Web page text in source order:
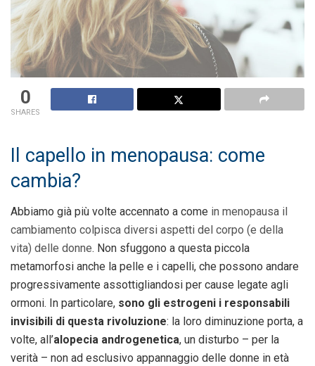
0
SHARES
Il capello in menopausa: come
cambia?
Abbiamo già più volte accennato a come in menopausa il
cambiamento colpisca diversi aspetti del corpo (e della
vita) delle donne. Non sfuggono a questa piccola
metamorfosi anche la pelle e i capelli, che possono andare
progressivamente assottigliandosi per cause legate agli
ormoni. In particolare, sono gli estrogeni i responsabili
invisibili di questa rivoluzione: la loro diminuzione porta, a
volte, all’alopecia androgenetica, un disturbo – per la
verità – non ad esclusivo appannaggio delle donne in età